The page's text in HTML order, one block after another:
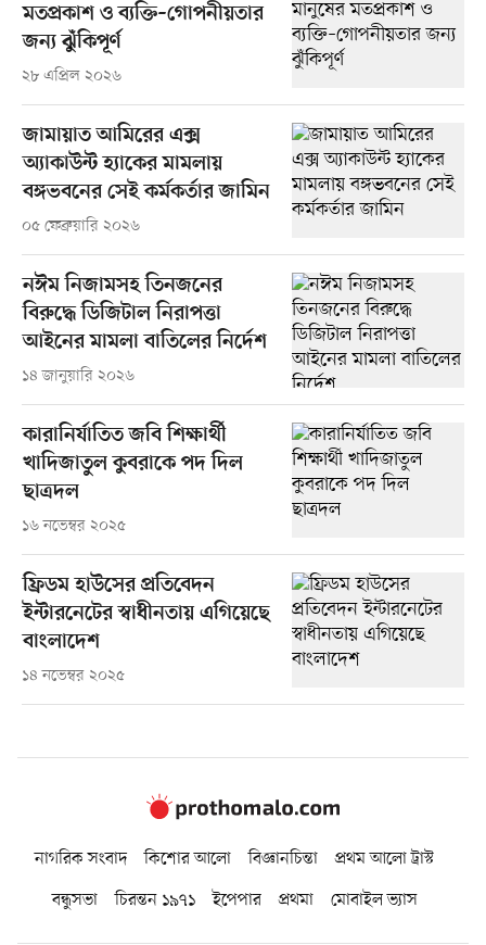
মতপ্রকাশ ও ব্যক্তি–গোপনীয়তার
জন্য ঝুঁকিপূর্ণ
২৮ এপ্রিল ২০২৬
জামায়াত আমিরের এক্স
অ্যাকাউন্ট হ্যাকের মামলায়
বঙ্গভবনের সেই কর্মকর্তার জামিন
০৫ ফেব্রুয়ারি ২০২৬
নঈম নিজামসহ তিনজনের
বিরুদ্ধে ডিজিটাল নিরাপত্তা
আইনের মামলা বাতিলের নির্দেশ
১৪ জানুয়ারি ২০২৬
কারানির্যাতিত জবি শিক্ষার্থী
খাদিজাতুল কুবরাকে পদ দিল
ছাত্রদল
১৬ নভেম্বর ২০২৫
ফ্রিডম হাউসের প্রতিবেদন
ইন্টারনেটের স্বাধীনতায় এগিয়েছে
বাংলাদেশ
১৪ নভেম্বর ২০২৫
নাগরিক সংবাদ কিশোর আলো বিজ্ঞানচিন্তা
প্রথম আলো ট্রাস্ট
বন্ধুসভা
চিরন্তন ১৯৭১ ইপেপার প্রথমা মোবাইল ভ্যাস